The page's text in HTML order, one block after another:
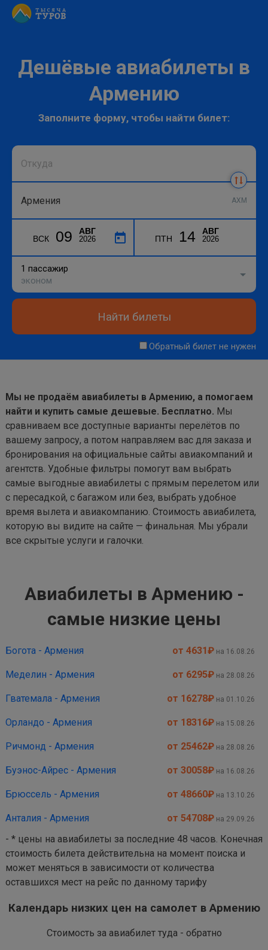
Дешёвые авиабилеты в
Армению
Заполните форму, чтобы найти билет:
AXM
ВСК 09 АВГ
2026 ПТН 14 АВГ
2026
1 пассажир
эконом
Найти билеты
Обратный билет не нужен
Мы не продаём авиабилеты в Армению, а помогаем
найти и купить самые дешевые. Бесплатно. Мы
сравниваем все доступные варианты перелётов по
вашему запросу, а потом направляем вас для заказа и
бронирования на официальные сайты авиакомпаний и
агентств. Удобные фильтры помогут вам выбрать
самые выгодные авиабилеты с прямым перелетом или
с пересадкой, с багажом или без, выбрать удобное
время вылета и авиакомпанию. Стоимость авиабилета,
которую вы видите на сайте — финальная. Мы убрали
все скрытые услуги и галочки.
Авиабилеты в Армению -
самые низкие цены
Богота - Армения от 4631₽ на 16.08.26
Меделин - Армения от 6295₽ на 28.08.26
Гватемала - Армения от 16278₽ на 01.10.26
Орландо - Армения от 18316₽ на 15.08.26
Ричмонд - Армения от 25462₽ на 28.08.26
Буэнос-Айрес - Армения от 30058₽ на 16.08.26
Брюссель - Армения от 48660₽ на 13.10.26
Анталия - Армения от 54708₽ на 29.09.26
- * цены на авиабилеты за последние 48 часов. Конечная
стоимость билета действительна на момент поиска и
может меняться в зависимости от количества
оставшихся мест на рейс по данному тарифу
Календарь низких цен на самолет в Армению
Стоимость за авиабилет туда - обратно